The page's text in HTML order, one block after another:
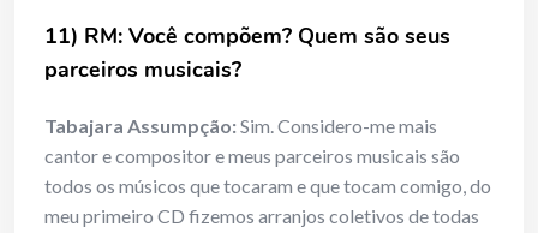
11) RM: Você compõem? Quem são seus
parceiros musicais?
Tabajara Assumpção:Sim. Considero-me mais
cantor e compositor e meus parceiros musicais são
todos os músicos que tocaram e que tocam comigo, do
meu primeiro CD fizemos arranjos coletivos de todas